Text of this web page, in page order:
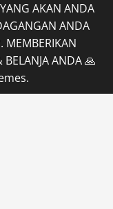
AKAN ANDA
ANDA
MEMBERIKAN
ANDA 🙏